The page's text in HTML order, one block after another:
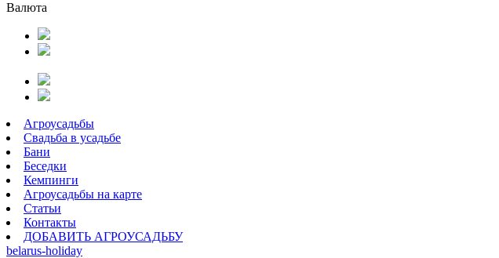
Валюта
Агроусадьбы
Свадьба в усадьбе
Бани
Беседки
Кемпинги
Агроусадьбы на карте
Статьи
Контакты
ДОБАВИТЬ АГРОУСАДЬБУ
belarus-holiday